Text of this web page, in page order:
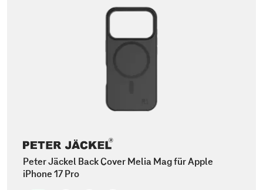
Peter Jäckel Back Cover Melia Mag für Apple
iPhone 17 Pro